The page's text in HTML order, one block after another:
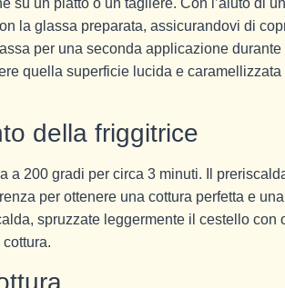
la glassa preparata, assicurandovi di
per una seconda applicazione
quella superficie lucida e
della friggitrice
a 200 gradi per circa 3 minuti. Il
per ottenere una cottura perfetta e
spruzzate leggermente il cestello con